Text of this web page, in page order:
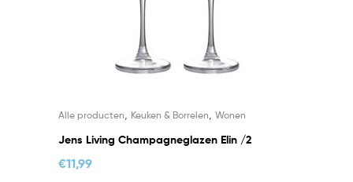
Alle producten Keuken & Borrelen Wonen
Jens Living Champagneglazen Elin /2
€11,99